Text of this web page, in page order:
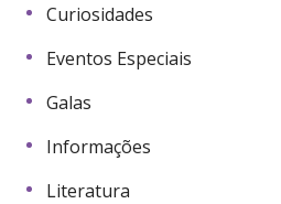
Curiosidades
Eventos Especiais
Galas
Informações
Literatura